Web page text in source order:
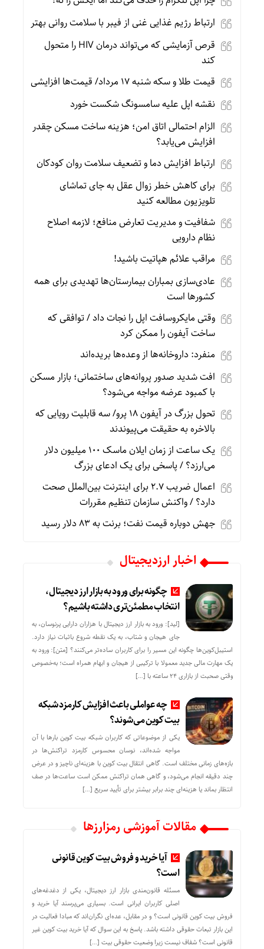
ارتباط رژیم غذایی غنی از فیبر با سلامت روانی بهتر
قرص آزمایشی که می‌تواند درمان HIV را متحول
کند
قیمت طلا و سکه شنبه 17 مرداد/ قیمت‌ها افزایشی
نقشه اپل علیه سامسونگ شکست خورد
الزام احتمالی اتاق امن؛ هزینه ساخت مسکن چقدر
افزایش می‌یابد؟
ارتباط افزایش دما و تضعیف سلامت روان کودکان
برای کاهش خطر زوال عقل به جای تماشای
تلویزیون مطالعه کنید
شفافیت و مدیریت تعارض منافع؛ لازمه اصلاح
نظام دارویی
مراقب علائم هپاتیت باشید!
عادی‌سازی بمباران بیمارستان‌ها تهدیدی برای همه
کشورها است
وقتی مایکروسافت اپل را نجات داد / توافقی که
ساخت آیفون را ممکن کرد
منفرد: داروخانه‌ها از وعده‌ها بریده‌اند
افت شدید صدور پروانه‌های ساختمانی؛ بازار مسکن
با کمبود عرضه مواجه می‌شود؟
تحول بزرگ در آیفون ۱۸ پرو/ سه قابلیت رویایی که
بالاخره به حقیقت می‌پیوندند
یک ساعت از زمان ایلان ماسک ۱۰۰ میلیون دلار
می‌ارزد؟ / پاسخی برای یک ادعای بزرگ
اعمال ضریب ۲.۷ برای اینترنت بین‌الملل صحت
دارد؟ / واکنش سازمان تنظیم مقررات
جهش دوباره قیمت نفت؛ برنت به ۸۳ دلار رسید
اخبار ارزدیجیتال
چگونه برای ورود به بازار ارز دیجیتال،
انتخاب مطمئن‌تری داشته باشیم؟
[لید]: ورود به بازار ارز دیجیتال با هزاران دارایی پرنوسان، به
جای هیجان و شتاب، به یک نقطه شروع باثبات نیاز دارد.
استیبل‌کوین‌ها چگونه این مسیر را برای کاربران ساده‌تر می‌کنند؟ [متن]: ورود به
یک مهارت مالی جدید معمولا با ترکیبی از هیجان و ابهام همراه است؛ به‌خصوص
وقتی صحبت از بازاری ۲۴ ساعته با […]
چه عواملی باعث افزایش کارمزد شبکه
بیت کوین می‌شوند؟
یکی از موضوعاتی که کاربران شبکه بیت کوین بارها با آن
مواجه شده‌اند، نوسان محسوس کارمزد تراکنش‌ها در
بازه‌های زمانی مختلف است. گاهی انتقال بیت کوین با هزینه‌ای ناچیز و در عرض
چند دقیقه انجام می‌شود، و گاهی همان تراکنش ممکن است ساعت‌ها در صف
انتظار بماند یا هزینه‌ای چند برابر بیشتر برای تأیید سریع […]
مقالات آموزشی رمزارزها
آیا خرید و فروش بیت کوین قانونی
است؟
مسئله قانون‌مندی بازار ارز دیجیتال، یکی از دغدغه‌های
اصلی کاربران ایرانی است. بسیاری می‌پرسند آیا خرید و
فروش بیت کوین قانونی است؟ و در مقابل، عده‌ای نگران‌اند که مبادا فعالیت در
این بازار تبعات حقوقی داشته باشد. پاسخ به این سوال که آیا خرید بیت کوین غیر
قانونی است؟ شفاف نیست زیرا وضعیت حقوقی بیت‌ […]